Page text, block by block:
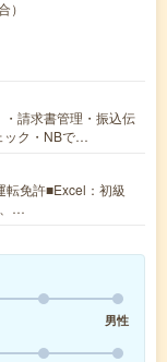
）
請求書管理・振込伝
ック・NBで…
転免許■Excel：初級
、…
男性